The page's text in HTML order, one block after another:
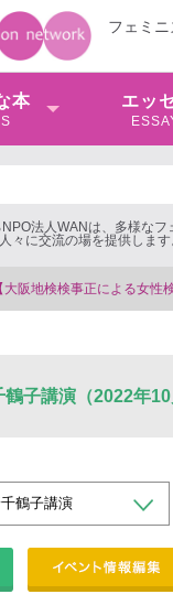
フェミ
本 エッ
法人WANは、多様なフ
々に交流の場を提供します
事件】 ◆女性検事を支援
鶴子講演（2022年10